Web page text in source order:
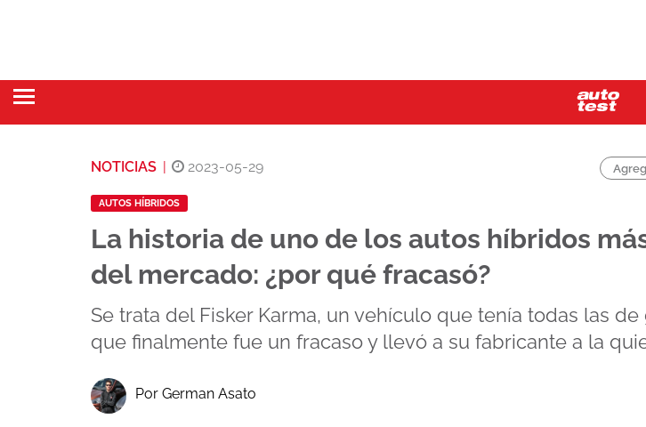
NOTICIAS 2023-05-29
AUTOS HÍBRIDOS
La historia de uno de los autos híbridos
del mercado: ¿por qué fracasó?
Se trata del Fisker Karma, un vehículo que tenía todas las
que finalmente fue un fracaso y llevó a su fabricante a la
Por German Asato